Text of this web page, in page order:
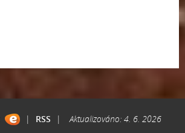
| RSS |
Aktualizováno: 4. 6. 2026